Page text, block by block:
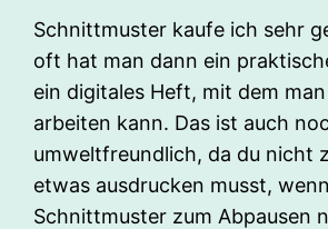
Schnittmuster kaufe ich sehr
oft hat man dann ein
ein digitales Heft, mit dem
arbeiten kann. Das ist auch
umweltfreundlich, da du nicht
etwas ausdrucken musst,
Schnittmuster zum Abpausen